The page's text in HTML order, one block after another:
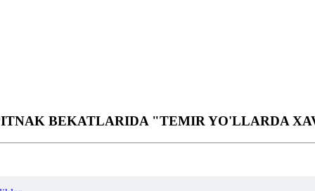
BEKATLARIDA "TEMIR YO'LLARDA